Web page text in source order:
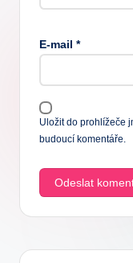
E-mail *
Uložit do prohlížeče
budoucí komentáře.